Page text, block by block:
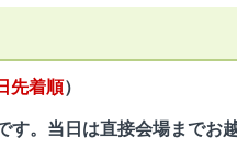
先着順）
す。当日は直接会場までお